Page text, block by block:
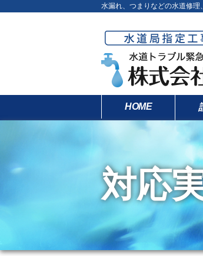
水漏れ、つまりなどの水道修
HOME
対応